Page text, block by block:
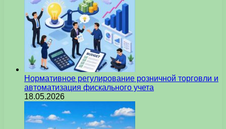
Нормативное регулирование розничной торговли и
автоматизация фискального учета
18.05.2026